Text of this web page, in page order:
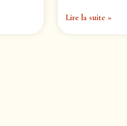
Lire la suite »